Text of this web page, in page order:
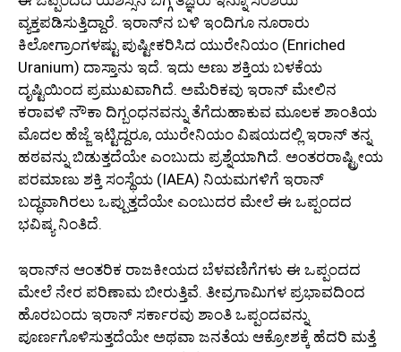
ವ್ಯಕ್ತಪಡಿಸುತ್ತಿದ್ದಾರೆ. ಇರಾನ್‌ನ ಬಳಿ ಇಂದಿಗೂ ನೂರಾರು
ಕಿಲೋಗ್ರಾಂಗಳಷ್ಟು ಪುಷ್ಟೀಕರಿಸಿದ ಯುರೇನಿಯಂ (Enriched
Uranium) ದಾಸ್ತಾನು ಇದೆ. ಇದು ಅಣು ಶಕ್ತಿಯ ಬಳಕೆಯ
ದೃಷ್ಟಿಯಿಂದ ಪ್ರಮುಖವಾಗಿದೆ. ಅಮೆರಿಕವು ಇರಾನ್ ಮೇಲಿನ
ಕರಾವಳಿ ನೌಕಾ ದಿಗ್ಬಂಧನವನ್ನು ತೆಗೆದುಹಾಕುವ ಮೂಲಕ ಶಾಂತಿಯ
ಮೊದಲ ಹೆಜ್ಜೆ ಇಟ್ಟಿದ್ದರೂ, ಯುರೇನಿಯಂ ವಿಷಯದಲ್ಲಿ ಇರಾನ್ ತನ್ನ
ಹಠವನ್ನು ಬಿಡುತ್ತದೆಯೇ ಎಂಬುದು ಪ್ರಶ್ನೆಯಾಗಿದೆ. ಅಂತರರಾಷ್ಟ್ರೀಯ
ಪರಮಾಣು ಶಕ್ತಿ ಸಂಸ್ಥೆಯ (IAEA) ನಿಯಮಗಳಿಗೆ ಇರಾನ್
ಬದ್ಧವಾಗಿರಲು ಒಪ್ಪುತ್ತದೆಯೇ ಎಂಬುದರ ಮೇಲೆ ಈ ಒಪ್ಪಂದದ
ಭವಿಷ್ಯ ನಿಂತಿದೆ.
ಇರಾನ್‌ನ ಆಂತರಿಕ ರಾಜಕೀಯದ ಬೆಳವಣಿಗೆಗಳು ಈ ಒಪ್ಪಂದದ
ಮೇಲೆ ನೇರ ಪರಿಣಾಮ ಬೀರುತ್ತಿವೆ. ತೀವ್ರಗಾಮಿಗಳ ಪ್ರಭಾವದಿಂದ
ಹೊರಬಂದು ಇರಾನ್ ಸರ್ಕಾರವು ಶಾಂತಿ ಒಪ್ಪಂದವನ್ನು
ಪೂರ್ಣಗೊಳಿಸುತ್ತದೆಯೇ ಅಥವಾ ಜನತೆಯ ಆಕ್ರೋಶಕ್ಕೆ ಹೆದರಿ ಮತ್ತೆ